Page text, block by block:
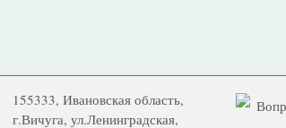
155333, Ивановская область,
г.Вичуга, ул.Ленинградская,